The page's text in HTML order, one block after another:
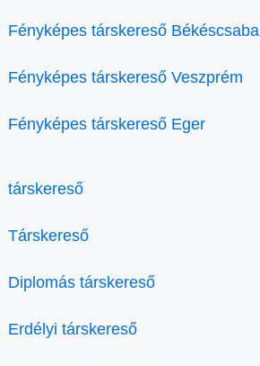
Fényképes társkereső Békéscsaba
Fényképes társkereső Veszprém
Fényképes társkereső Eger
társkereső
Társkereső
Diplomás társkereső
Erdélyi társkereső